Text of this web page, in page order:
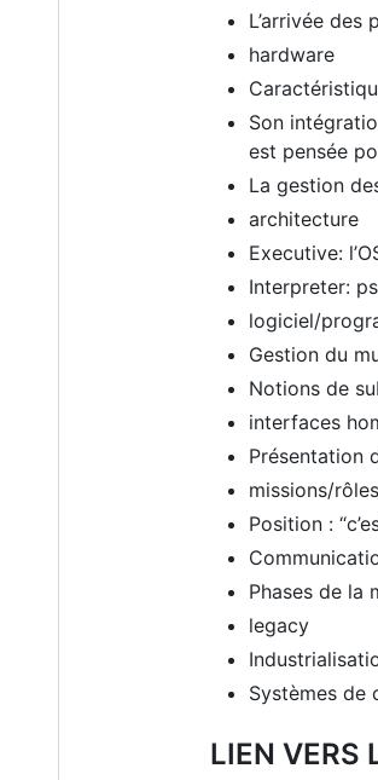
L’arrivée
hardware
Son
est pensée
La gestion
architecture
Executive:
Interpreter:
logiciel/
Gestion du
Notions de
interfaces
Présentation
missions/rôles
Position :
Phases de la
legacy
Systèmes de
LIEN VERS